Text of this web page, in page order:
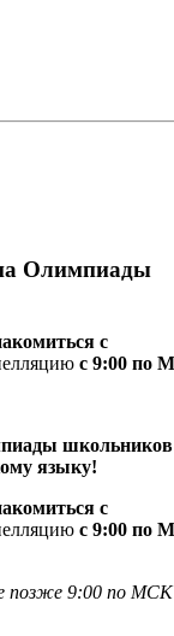
Олимпиады
с
с 9:00 по
школьников
языку!
с
с 9:00 по
позже 9:00 по